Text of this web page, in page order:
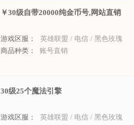
￥30级自带20000纯金币号,网站直销
游戏区服：
英雄联盟 / 电信 / 黑色玫瑰
商品种类：
账号直销
30级25个魔法引擎
游戏区服：
英雄联盟 / 电信 / 黑色玫瑰